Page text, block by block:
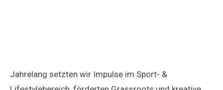
Jahrelang setzten wir Impulse im Sport- &